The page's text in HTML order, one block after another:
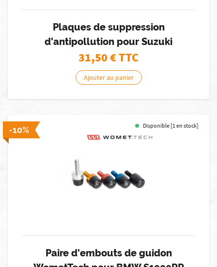
Plaques de suppression
d'antipollution pour Suzuki
31,50€ TTC
Ajouter au panier
-10% Disponible [1 en stock]
Paire d'embouts de guidon